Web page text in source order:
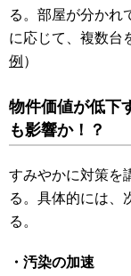
る。部屋が分かれ
に応じて、複数台
例 ）
物件価値が低下
も影響か！？
すみやかに対策を
る。具体的には、
る。
・汚染の加速